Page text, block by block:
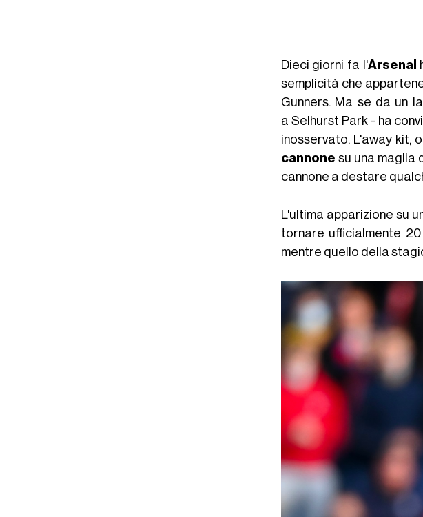
Dieci giorni fa l'Arsenal
semplicità che
Gunners. Ma se da un
a Selhurst Park - ha
inosservato. L'away kit,
cannone su una maglia
cannone a destare
L'ultima apparizione su
tornare ufficialmente
mentre quello della